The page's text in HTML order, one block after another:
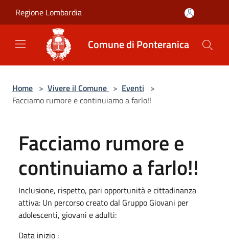
Regione Lombardia
Comune di Ponteranica
Home > Vivere il Comune > Eventi >
Facciamo rumore e continuiamo a farlo!!
Facciamo rumore e
continuiamo a farlo!!
Inclusione, rispetto, pari opportunità e cittadinanza
attiva: Un percorso creato dal Gruppo Giovani per
adolescenti, giovani e adulti:
Data inizio :